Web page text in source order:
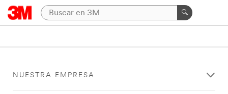
NUESTRA EMPRESA